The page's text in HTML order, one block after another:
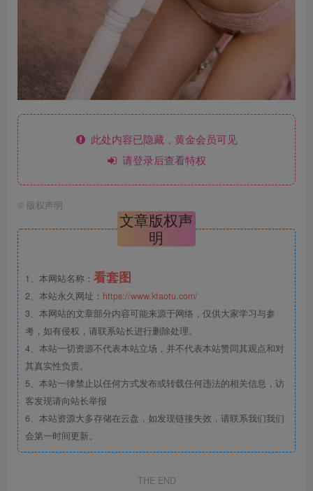
此处内容已隐藏，黄金会员可见
请登录后查看特权
© 版权声明
文章版权声
明
1、本网站名称： 看套图
2、本站永久网址： https://www.ktaotu.com/
3、本网站的文章部分内容可能来源于网络，仅供大家学习与参
考，如有侵权，请联系站长进行删除处理。
4、本站一切资源不代表本站立场，并不代表本站赞同其观点和对
其真实性负责。
5、本站一律禁止以任何方式发布或转载任何违法的相关信息，访
客发现请向站长举报
6、本站资源大多存储在云盘，如发现链接失效，请联系我们我们
会第一时间更新。
THE END